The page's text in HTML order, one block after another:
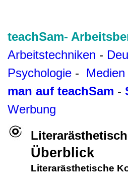
teachSam-
Arbeitstechniken -
Psychologie - Medien
man auf teachSam -
Werbung
Überblick
Literarästhetische